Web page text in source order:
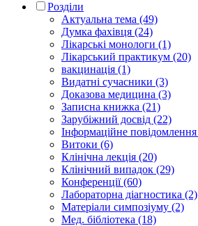
Розділи
Актуальна тема (49)
Думка фахівця (24)
Лікарські монологи (1)
Лікарський практикум (20)
вакцинація (1)
Видатні сучасники (3)
Доказова медицина (3)
Записна книжка (21)
Зарубіжний досвід (22)
Інформаційне
Витоки (6)
Клінічна лекція (20)
Клінічний випадок (29)
Конференції (60)
Лабораторна діагностика (2)
Матеріали симпозіуму (2)
Мед. бібліотека (18)